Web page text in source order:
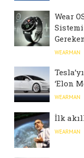
Wear
WEARMAN
‘Elon
WEARMAN
İlk
WEARMAN